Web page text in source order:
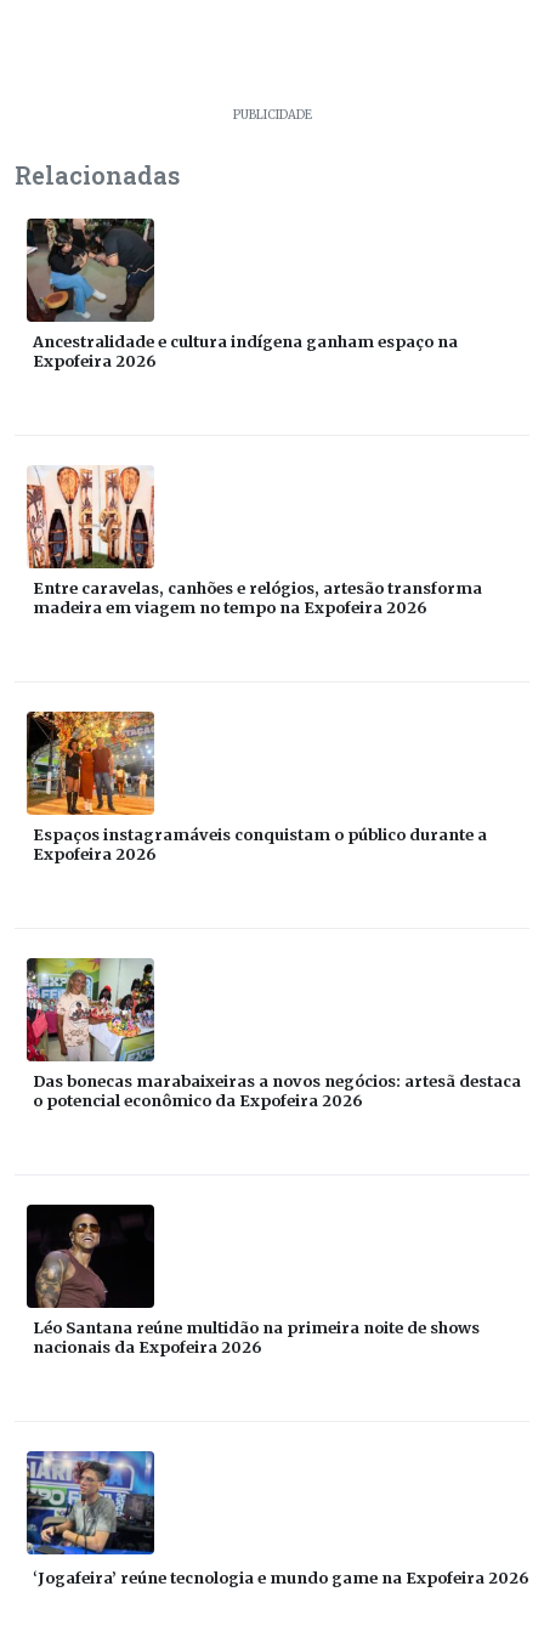
PUBLICIDADE
Relacionadas
Ancestralidade e cultura indígena ganham espaço na
Expofeira 2026
Entre caravelas, canhões e relógios, artesão transforma
madeira em viagem no tempo na Expofeira 2026
Espaços instagramáveis conquistam o público durante a
Expofeira 2026
Das bonecas marabaixeiras a novos negócios: artesã destaca
o potencial econômico da Expofeira 2026
Léo Santana reúne multidão na primeira noite de shows
nacionais da Expofeira 2026
‘Jogafeira’ reúne tecnologia e mundo game na Expofeira 2026